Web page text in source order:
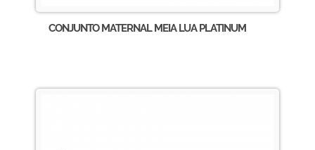
CONJUNTO MATERNAL MEIA LUA PLATINUM